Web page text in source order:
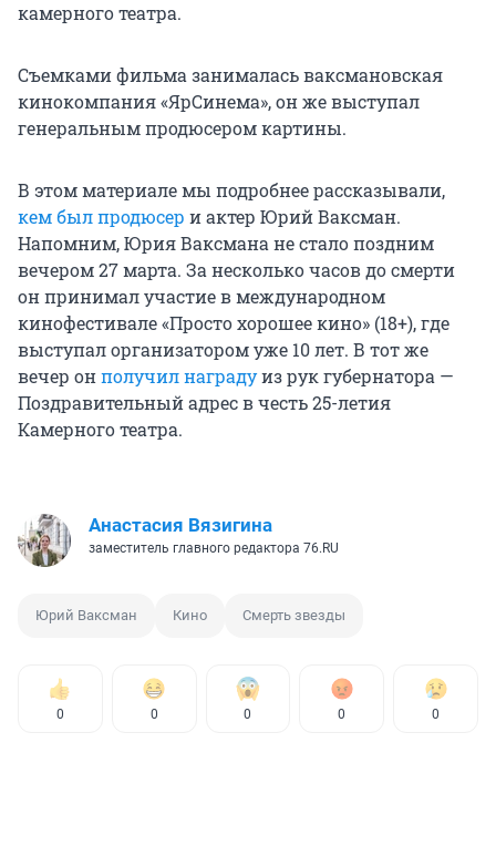
камерного театра.
Съемками фильма занималась ваксмановская
кинокомпания «ЯрСинема», он же выступал
генеральным продюсером картины.
В этом материале мы подробнее рассказывали,
кем был продюсер и актер Юрий Ваксман.
Напомним, Юрия Ваксмана не стало поздним
вечером 27 марта. За несколько часов до смерти
он принимал участие в международном
кинофестивале «Просто хорошее кино» (18+), где
выступал организатором уже 10 лет. В тот же
вечер онполучил наградуиз рук губернатора —
Поздравительный адрес в честь 25-летия
Камерного театра.
Анастасия Вязигина
заместитель главного редактора 76.RU
Юрий Ваксман Кино Смерть звезды
0 0 0 0 0